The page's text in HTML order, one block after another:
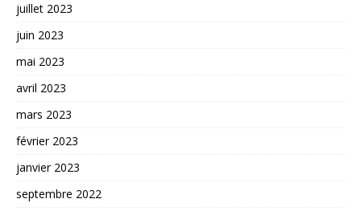
juillet 2023
juin 2023
mai 2023
avril 2023
mars 2023
février 2023
janvier 2023
septembre 2022